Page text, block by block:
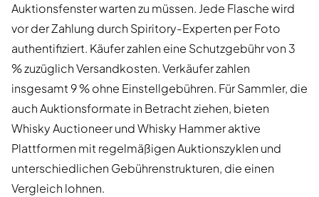
Auktionsfenster warten zu müssen. Jede Flasche wird
vor der Zahlung durch Spiritory-Experten per Foto
authentifiziert. Käufer zahlen eine Schutzgebühr von 3
% zuzüglich Versandkosten. Verkäufer zahlen
insgesamt 9 % ohne Einstellgebühren. Für Sammler, die
auch Auktionsformate in Betracht ziehen, bieten
Whisky Auctioneer und Whisky Hammer aktive
Plattformen mit regelmäßigen Auktionszyklen und
unterschiedlichen Gebührenstrukturen, die einen
Vergleich lohnen.